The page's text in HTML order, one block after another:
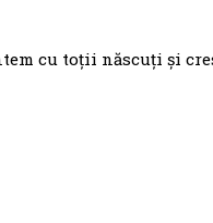
cu toții născuți și